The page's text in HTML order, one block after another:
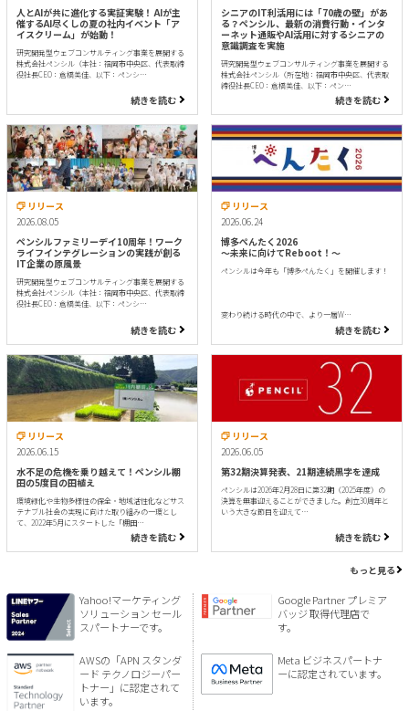
人とAIが共に進化する実証実験！ AIが主
催するAI尽くしの夏の社内イベント「ア
イスクリーム」が始動！
研究開発型ウェブコンサルティング事業を展開する
株式会社ペンシル（本社：福岡市中央区、代表取締
役社長CEO：倉橋美佳、以下：ペンシ…
続きを読む
シニアのIT利活用には「70歳の壁」があ
る？ペンシル、最新の消費行動・インタ
ーネット通販やAI活用に対するシニアの
意識調査を実施
研究開発型ウェブコンサルティング事業を展開する
株式会社ペンシル（所在地：福岡市中央区、代表取
締役社長CEO：倉橋美佳、以下：ペン…
続きを読む
リリース
2026.08.05
ペンシルファミリーデイ10周年！ワーク
ライフインテグレーションの実践が創る
IT企業の原風景
研究開発型ウェブコンサルティング事業を展開する
株式会社ペンシル（本社：福岡市中央区、代表取締
役社長CEO：倉橋美佳、以下：ペンシ…
続きを読む
リリース
2026.06.24
博多ぺんたく2026
〜未来に向けてReboot！〜
ペンシルは今年も「博多ぺんたく」を開催します！
変わり続ける時代の中で、より一層W…
続きを読む
リリース
2026.06.15
水不足の危機を乗り越えて！ペンシル棚
田の5度目の田植え
環境緑化や生物多様性の保全・地域活性化などサス
テナブル社会の実現に向けた取り組みの一環とし
て、2022年5月にスタートした「棚田…
続きを読む
リリース
2026.06.05
第32期決算発表、21期連続黒字を達成
ペンシルは2026年2月28日に第32期（2025年度）の
決算を無事迎えることができました。創立30周年と
いう大きな節目を迎えて…
続きを読む
もっと見る
Yahoo!マーケティング
ソリューション セール
スパートナーです。
Google Partner プレミア
バッジ 取得代理店で
す。
AWSの「APN スタンダ
ード テクノロジーパー
トナー」に認定されて
います。
Meta ビジネスパートナ
ーに認定されています。